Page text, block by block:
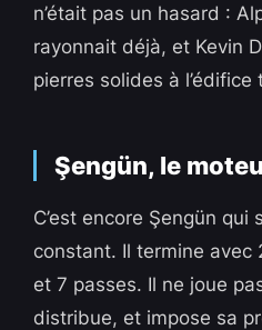
n’était pas un hasard :
rayonnait déjà, et Kevin
pierres solides à l’édifice
Şengün, le
C’est encore Şengün qui
constant. Il termine avec
et 7 passes. Il ne joue
distribue, et impose sa